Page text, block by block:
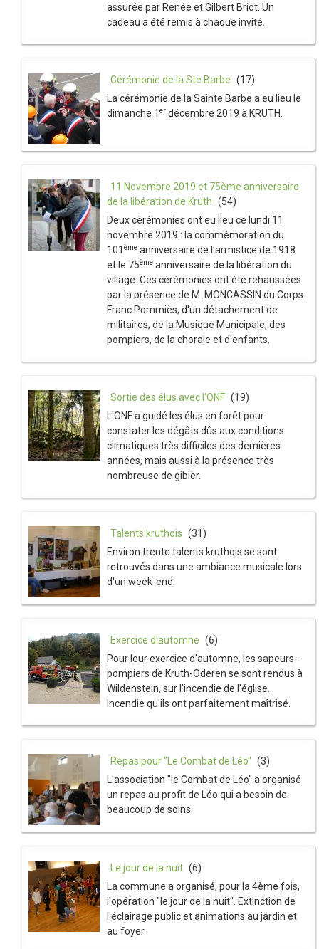
assurée par Renée et Gilbert Briot. Un
cadeau a été remis à chaque invité.
Cérémonie de la Ste Barbe (17)
La cérémonie de la Sainte Barbe a eu lieu le
dimanche 1 er décembre 2019 à KRUTH.
11 Novembre 2019 et 75ème anniversaire
de la libération de Kruth (54)
Deux cérémonies ont eu lieu ce lundi 11
novembre 2019 : la commémoration du
101 ème anniversaire de l'armistice de 1918
et le 75ème anniversaire de la libération du
village. Ces cérémonies ont été rehaussées
par la présence de M. MONCASSIN du Corps
Franc Pommiès, d'un détachement de
militaires, de la Musique Municipale, des
pompiers, de la chorale et d'enfants.
Sortie des élus avec l'ONF (19)
L'ONF a guidé les élus en forêt pour
constater les dégâts dûs aux conditions
climatiques très difficiles des dernières
années, mais aussi à la présence très
nombreuse de gibier.
Talents kruthois (31)
Environ trente talents kruthois se sont
retrouvés dans une ambiance musicale lors
d'un week-end.
Exercice d'automne (6)
Pour leur exercice d'automne, les sapeurs-
pompiers de Kruth-Oderen se sont rendus à
Wildenstein, sur l'incendie de l'église.
Incendie qu'ils ont parfaitement maîtrisé.
Repas pour "Le Combat de Léo" (3)
L'association "le Combat de Léo" a organisé
un repas au profit de Léo qui a besoin de
beaucoup de soins.
Le jour de la nuit (6)
La commune a organisé, pour la 4ème fois,
l'opération "le jour de la nuit". Extinction de
l'éclairage public et animations au jardin et
au foyer.